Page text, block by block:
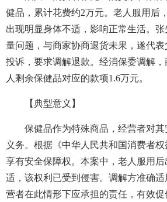
健品，累计花费约2万元。老人服用后
出现明显身体不适，影响正常生活。
量问题，与商家协商退货未果，遂代
投诉，要求调解退款。经消保委调解
人剩余保健品对应的款项1.6万元。
【典型意义】
保健品作为特殊商品，经营者对其
义务。根据《中华人民共和国消费者
享有安全保障权。本案中，老人服用
适，该权利已受到侵害。调解方准确
营者在此情形下应承担的责任，有效